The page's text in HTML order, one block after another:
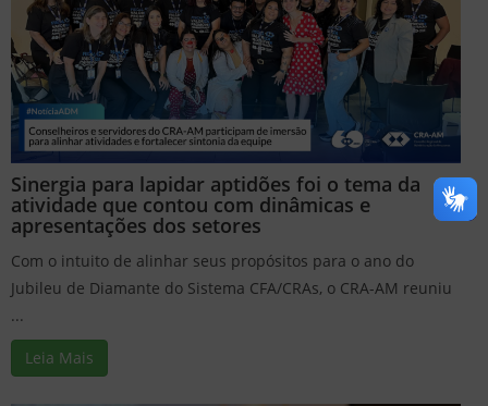
Sinergia para lapidar aptidões foi o tema da
atividade que contou com dinâmicas e
apresentações dos setores
Com o intuito de alinhar seus propósitos para o ano do
Jubileu de Diamante do Sistema CFA/CRAs, o CRA-AM reuniu
...
Leia Mais